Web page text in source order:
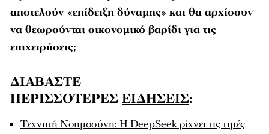
αποτελούν «επίδειξη δύναμης» και θα αρχίσουν
να θεωρούνται οικονομικό βαρίδι για τις
επιχειρήσεις;
ΔΙΑΒΑΣΤΕ
ΠΕΡΙΣΣΟΤΕΡΕΣ ΕΙΔΗΣΕΙΣ:
Τεχνητή Νοημοσύνη: Η DeepSeek ρίχνει τις τιμές